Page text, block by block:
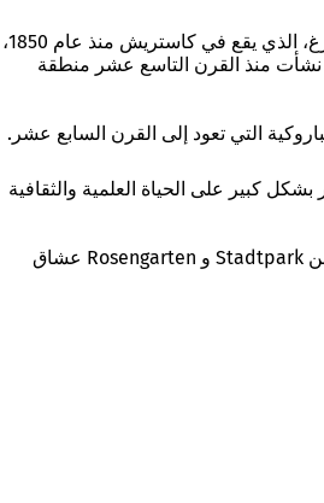
لا تثير هذه الآثار اهتمام علماء الآثار فحسب، بل تحظى أيضًا بإعجاب السكان المحليين والزوار من جميع أنحاء العالم. تعود أصول الكهوف القديمة لمصنع نبيذ الفوار كوبفربيرغ، الذي يقع في كاستريش منذ عام 1850،
نشأت منذ القرن التاسع عشر منطقة
التي تعود إلى القرن السابع عشر.
حرمها الجامعي في ماينز-أوبرشتات وتؤثر بشكل كبير على الحياة العلمية والثقافية
أوبرشتات للسكان والزوار العديد من فرص الاستجمام، سواء كان ذلك من خلال التنزه في الشوارع والمجمعات السكنية أو زيارة المساحات الخضراء الواسعة: يجذب كل من Stadtpark و Rosengarten عشاق